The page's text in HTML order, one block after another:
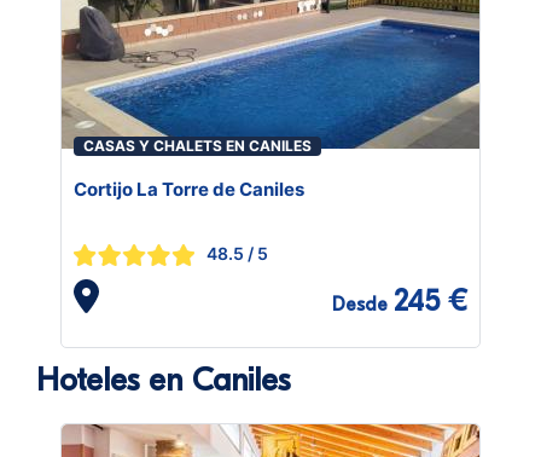
CASAS Y CHALETS EN CANILES
Cortijo La Torre de Caniles
48.5 / 5
Desde 245 €
Hoteles en Caniles